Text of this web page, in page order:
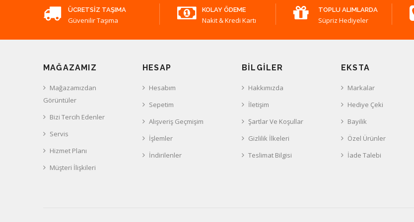
ÜCRETSIZ TAŞIMA
Güvenilir Taşıma
KOLAY ÖDEME
Nakit & Kredi Kartı
TOPLU ALIMLARDA
Süpriz Hediyeler
MAĞAZAMIZ
Mağazamızdan
Görüntüler
Bizi Tercih Edenler
Servis
Hizmet Planı
Müşteri İlişkileri
HESAP
Hesabım
Sepetim
Alışveriş Geçmişim
İşlemler
İndirilenler
BILGILER
Hakkımızda
İletişim
Şartlar Ve Koşullar
Gizlilik İlkeleri
Teslimat Bilgisi
EKSTA
Markalar
Hediye Çeki
Bayilik
Özel Ürünler
İade Talebi